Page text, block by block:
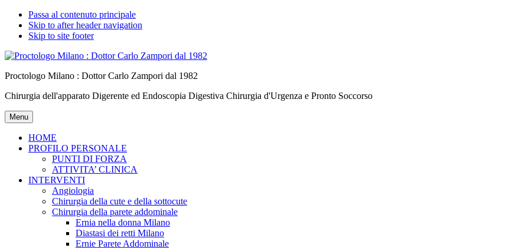
Passa al contenuto principale
Skip to after header navigation
Skip to site footer
Proctologo Milano : Dottor Carlo Zampori dal 1982
Chirurgia dell'apparato Digerente ed Endoscopia Digestiva Chirurgia d'Urgenza e Pronto Soccorso
Menu
HOME
PROFILO PERSONALE
PUNTI DI FORZA
ATTIVITA’ CLINICA
INTERVENTI
Angiologia
Chirurgia della cute e della sottocute
Chirurgia della parete addominale
Ernia nella donna Milano
Diastasi dei retti Milano
Ernie Parete Addominale